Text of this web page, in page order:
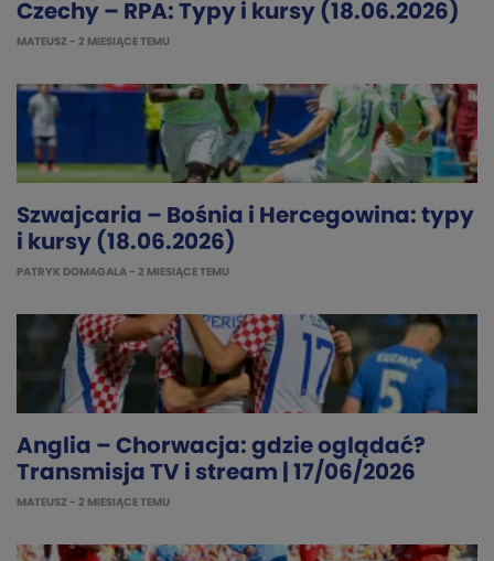
Czechy – RPA: Typy i kursy (18.06.2026)
MATEUSZ - 2 MIESIĄCE TEMU
Szwajcaria – Bośnia i Hercegowina: typy
i kursy (18.06.2026)
PATRYK DOMAGALA - 2 MIESIĄCE TEMU
Anglia – Chorwacja: gdzie oglądać?
Transmisja TV i stream | 17/06/2026
MATEUSZ - 2 MIESIĄCE TEMU